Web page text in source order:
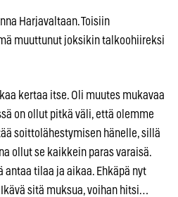
Harjavaltaan. Toisiin
muuttunut joksikin talkoohiireksi
kertaa itse. Oli muutes mukavaa
on ollut pitkä väli, että olemme
soittolähestymisen hänelle, sillä
ollut se kaikkein paras varaisä.
antaa tilaa ja aikaa. Ehkäpä nyt
sitä muksua, voihan hitsi…